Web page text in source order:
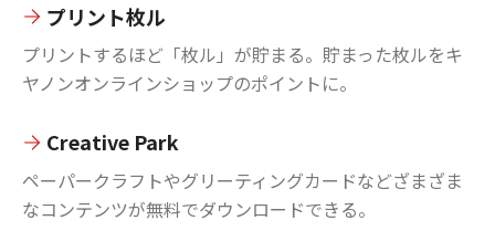
プリント枚ル
プリントするほど「枚ル」が貯まる。貯まった枚ルをキ
ヤノンオンラインショップのポイントに。
Creative Park
ペーパークラフトやグリーティングカードなどざまざま
なコンテンツが無料でダウンロードできる。